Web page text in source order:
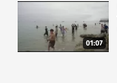
01:07